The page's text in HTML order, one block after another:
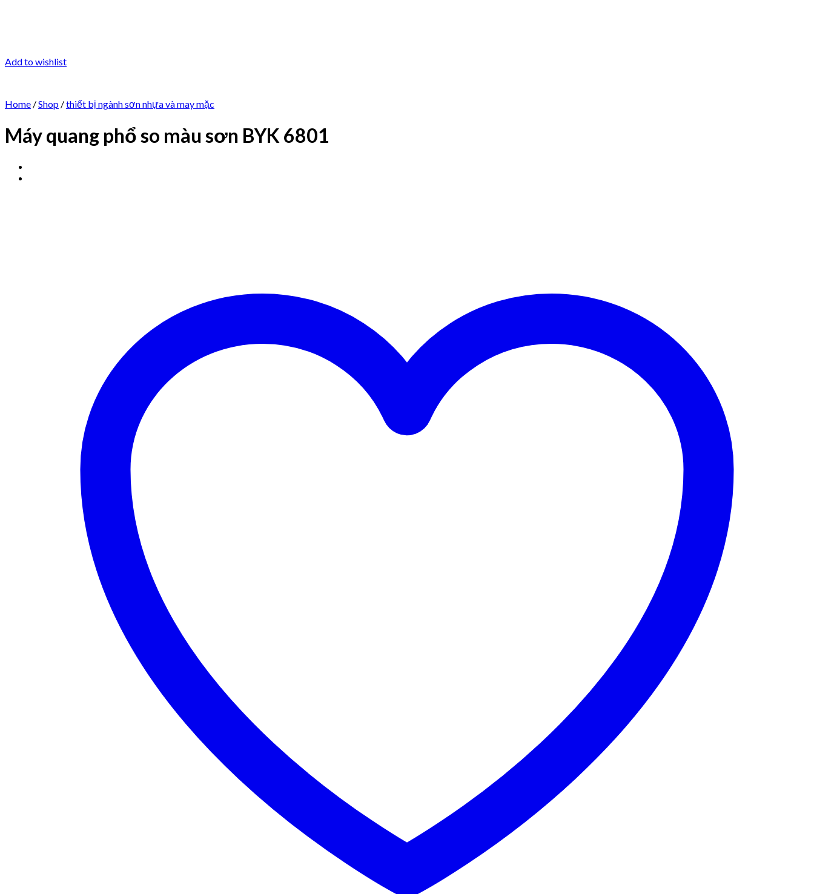
Add to wishlist
Home /Shop /thiết bị ngành sơn nhựa và may mặc
Máy quang phổ so màu sơn BYK 6801